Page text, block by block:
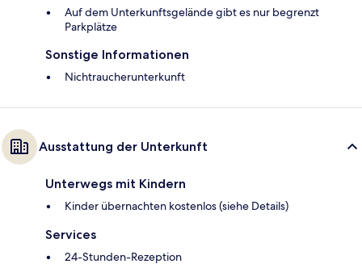
Auf dem Unterkunftsgelände gibt es nur begrenzt
Parkplätze
Sonstige Informationen
Nichtraucherunterkunft
Ausstattung der Unterkunft
Unterwegs mit Kindern
Kinder übernachten kostenlos (siehe Details)
Services
24-Stunden-Rezeption